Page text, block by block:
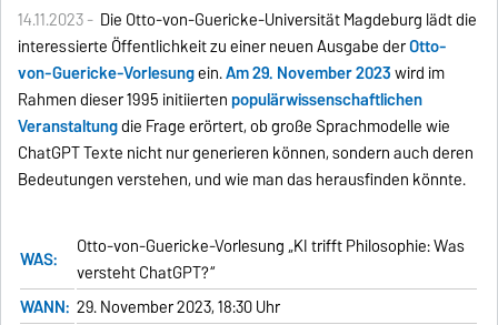
14.11.2023 - Die Otto-von-Guericke-Universität Magdeburg lädt die
interessierte Öffentlichkeit zu einer neuen Ausgabe derOtto-
von-Guericke-Vorlesungein.Am 29. November 2023wird im
Rahmen dieser 1995 initiiertenpopulärwissenschaftlichen
Veranstaltungdie Frage erörtert, ob große Sprachmodelle wie
ChatGPT Texte nicht nur generieren können, sondern auch deren
Bedeutungen verstehen, und wie man das herausfinden könnte.
WAS:
Otto-von-Guericke-Vorlesung „KI trifft Philosophie: Was
versteht ChatGPT?“
WANN: 29. November 2023, 18:30 Uhr